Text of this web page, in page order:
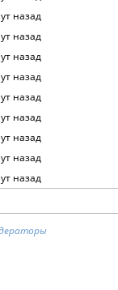
назад
назад
назад
назад
назад
назад
назад
назад
назад